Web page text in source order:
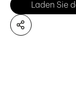
Laden Sie